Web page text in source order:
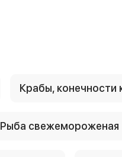
Крабы, конечности
Рыба свежемороженая